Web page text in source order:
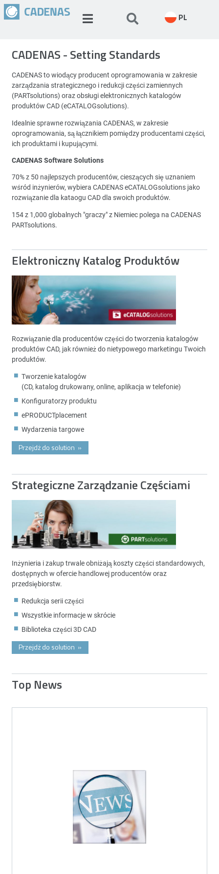
PL
CADENAS - Setting Standards
CADENAS to wiodący producent oprogramowania w zakresie
zarządzania strategicznego i redukcji części zamiennych
(PARTsolutions) oraz obsługi elektronicznych katalogów
produktów CAD (eCATALOGsolutions).
Idealnie sprawne rozwiązania CADENAS, w zakresie
oprogramowania, są łącznikiem pomiędzy producentami części,
ich produktami i kupującymi.
CADENAS Software Solutions
70% z 50 najlepszych producentów, cieszących się uznaniem
wśród inżynierów, wybiera CADENAS eCATALOGsolutions jako
rozwiązanie dla kataogu CAD dla swoich produktów.
154 z 1,000 globalnych "graczy" z Niemiec polega na CADENAS
PARTsolutions.
Elektroniczny Katalog Produktów
Rozwiązanie dla producentów części do tworzenia katalogów
produktów CAD, jak również do nietypowego marketingu Twoich
produktów.
Tworzenie katalogów
(CD, katalog drukowany, online, aplikacja w telefonie)
Konfiguratorzy produktu
ePRODUCTplacement
Wydarzenia targowe
Przejdż do solution »
Strategiczne Zarządzanie Częściami
Inżynieria i zakup trwale obniżają koszty części standardowych,
dostępnych w ofercie handlowej producentów oraz
przedsiębiorstw.
Redukcja serii części
Wszystkie informacje w skrócie
Biblioteka części 3D CAD
Przejdż do solution »
Top News